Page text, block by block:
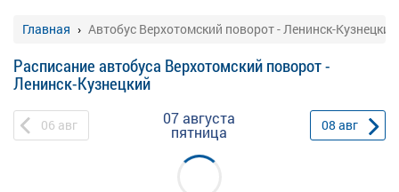
Главная Автобус Верхотомский поворот - Ленинск-Кузнецкий
Расписание автобуса Верхотомский поворот -
Ленинск-Кузнецкий
06 авг 07 августа
пятница 08 авг